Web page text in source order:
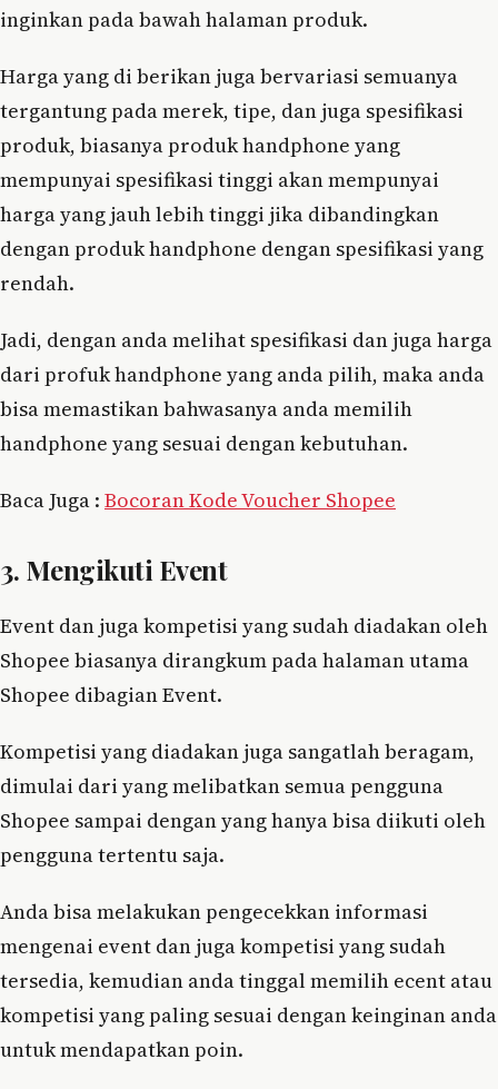
inginkan pada bawah halaman produk.
Harga yang di berikan juga bervariasi semuanya
tergantung pada merek, tipe, dan juga spesifikasi
produk, biasanya produk handphone yang
mempunyai spesifikasi tinggi akan mempunyai
harga yang jauh lebih tinggi jika dibandingkan
dengan produk handphone dengan spesifikasi yang
rendah.
Jadi, dengan anda melihat spesifikasi dan juga harga
dari profuk handphone yang anda pilih, maka anda
bisa memastikan bahwasanya anda memilih
handphone yang sesuai dengan kebutuhan.
Baca Juga : Bocoran Kode Voucher Shopee
3. Mengikuti Event
Event dan juga kompetisi yang sudah diadakan oleh
Shopee biasanya dirangkum pada halaman utama
Shopee dibagian Event.
Kompetisi yang diadakan juga sangatlah beragam,
dimulai dari yang melibatkan semua pengguna
Shopee sampai dengan yang hanya bisa diikuti oleh
pengguna tertentu saja.
Anda bisa melakukan pengecekkan informasi
mengenai event dan juga kompetisi yang sudah
tersedia, kemudian anda tinggal memilih ecent atau
kompetisi yang paling sesuai dengan keinginan anda
untuk mendapatkan poin.